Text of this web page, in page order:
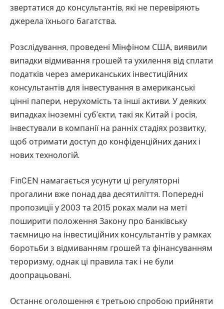
звертатися до консультантів, які не перевіряють
джерела їхнього багатства.
Розслідування, проведені Мінфіном США, виявили
випадки відмивання грошей та ухилення від сплати
податків через американських інвестиційних
консультантів для інвестування в американські
цінні папери, нерухомість та інші активи. У деяких
випадках іноземні суб’єкти, такі як Китай і росія,
інвестували в компанії на ранніх стадіях розвитку,
щоб отримати доступ до конфіденційних даних і
нових технологій.
FinCEN намагається усунути ці регуляторні
прогалини вже понад два десятиліття. Попередні
пропозиції у 2003 та 2015 роках мали на меті
поширити положення Закону про банківську
таємницю на інвестиційних консультантів у рамках
боротьби з відмиванням грошей та фінансуванням
тероризму, однак ці правила так і не були
доопрацьовані.
Останнє оголошення є третьою спробою прийняти